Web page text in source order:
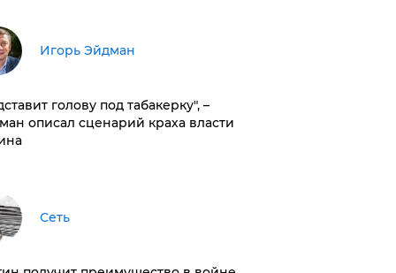
Игорь Эйдман
голову под табакерку", –
описал сценарий краха власти
Сеть